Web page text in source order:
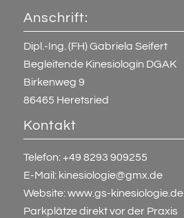
Anschrift:
Dipl.-Ing. (FH) Gabriela Seifert
Begleitende Kinesiologin DGAK
Birkenweg 9
86465 Heretsried
Kontakt
Telefon:+49 8293 909255
E-Mail: kinesiologie@gmx.de
Website:www.gs-kinesiologie.de
Parkplätze direkt vor der Praxis